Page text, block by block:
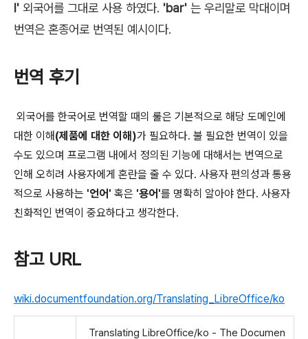
l' 외국어를 그대로 사용 하였다. 'bar' 는 우리말로 막대이며
번역은 혼종어로 번역된 예시이다.
번역 후기
외국어를 한국어로 번역할 때의 룰은 기본적으로 해당 도메인에
대한 이해(제품에 대한 이해)가 필요하다. 불 필요한 번역이 있을
수도 있으며 프로그램 내에서 정의된 기능에 대해서는 번역으로
인해 오히려 사용자에게 혼란을 줄 수 있다. 사용자 편의성과 통용
적으로 사용하는 '언어' 혹은 '용어'를 명확히 알아야 한다. 사용자
친화적인 번역이 중요하다고 생각한다.
참고 URL
wiki.documentfoundation.org/Translating_LibreOffice/ko
Translating LibreOffice/ko - The Documen